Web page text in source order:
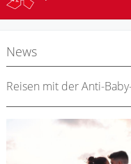
News
Reisen mit der Anti-